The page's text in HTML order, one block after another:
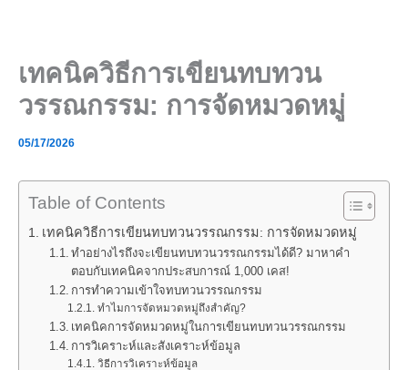
เทคนิควิธีการเขียนทบทวน
วรรณกรรม: การจัดหมวดหมู่
05/17/2026
Table of Contents
เทคนิควิธีการเขียนทบทวนวรรณกรรม: การจัดหมวดหมู่
ทำอย่างไรถึงจะเขียนทบทวนวรรณกรรมได้ดี? มาหาคำ
ตอบกับเทคนิคจากประสบการณ์ 1,000 เคส!
การทำความเข้าใจทบทวนวรรณกรรม
ทำไมการจัดหมวดหมู่ถึงสำคัญ?
เทคนิคการจัดหมวดหมู่ในการเขียนทบทวนวรรณกรรม
การวิเคราะห์และสังเคราะห์ข้อมูล
วิธีการวิเคราะห์ข้อมูล